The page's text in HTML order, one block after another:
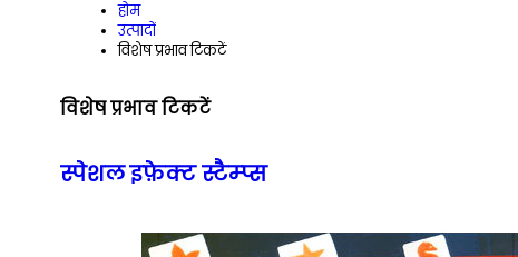
होम
उत्पादों
विशेष प्रभाव टिकटें
विशेष प्रभाव टिकटें
स्पेशल इफ़ेक्ट स्टैम्प्स